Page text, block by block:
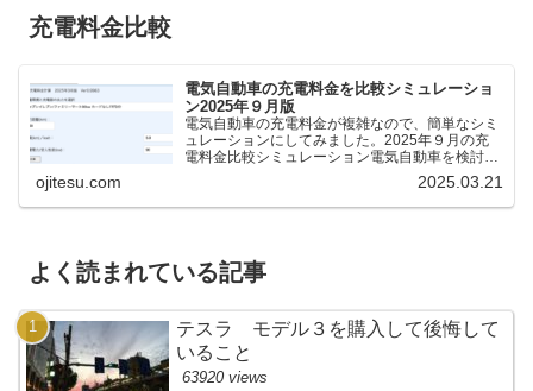
充電料金比較
電気自動車の充電料金を比較シミュレーショ
ン2025年９月版
電気自動車の充電料金が複雑なので、簡単なシミ
ュレーションにしてみました。2025年９月の充
電料金比較シミュレーション電気自動車を検討し
ているけれど、どの充電器が料金が安いのか、時
間がどれくらいかかるのかを比較したいが、よく
わからないと思いま...
ojitesu.com 2025.03.21
よく読まれている記事
テスラ モデル３を購入して後悔して
いること
63920 views